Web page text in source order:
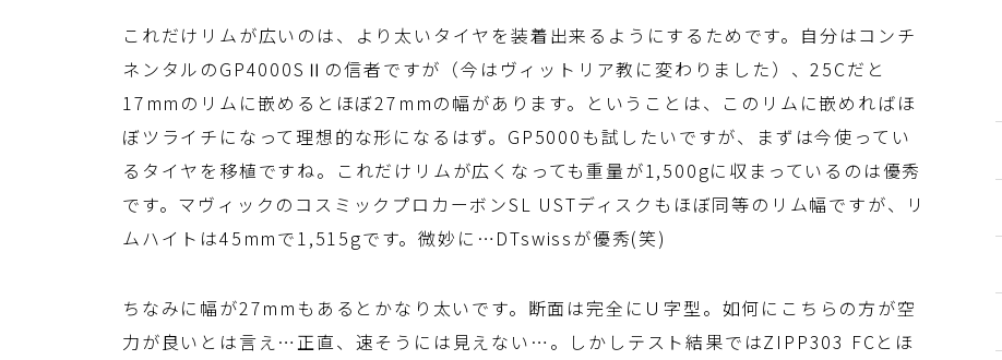
これだけリムが広いのは、より太いタイヤを装着出来るようにするためです。自分はコンチ
ネンタルのGP4000SⅡの信者ですが（今はヴィットリア教に変わりました）、25Cだと
17mmのリムに嵌めるとほぼ27mmの幅があります。ということは、このリムに嵌めればほ
ぼツライチになって理想的な形になるはず。GP5000も試したいですが、まずは今使ってい
るタイヤを移植ですね。これだけリムが広くなっても重量が1,500gに収まっているのは優秀
です。マヴィックのコスミックプロカーボンSL USTディスクもほぼ同等のリム幅ですが、リ
ムハイトは45mmで1,515gです。微妙に…DTswissが優秀(笑)
ちなみに幅が27mmもあるとかなり太いです。断面は完全にＵ字型。如何にこちらの方が空
力が良いとは言え…正直、速そうには見えない…。しかしテスト結果ではZIPP303 FCとほ